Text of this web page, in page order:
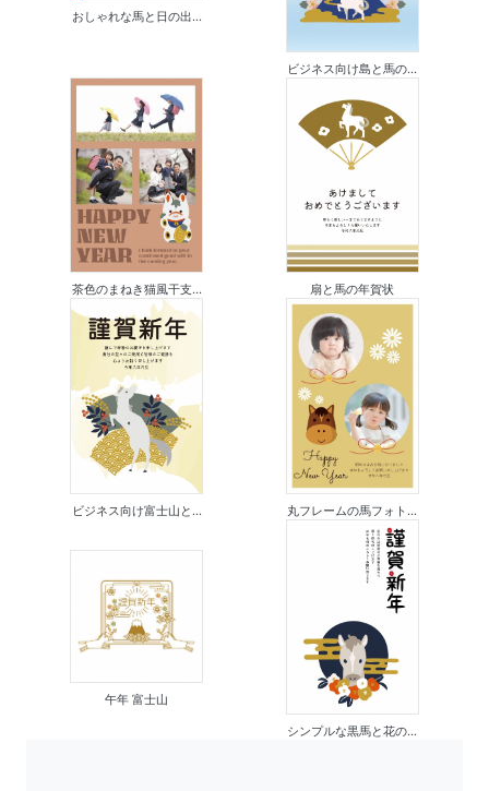
おしゃれな馬と日の出...
ビジネス向け島と馬の...
茶色のまねき猫風干支... 扇と馬の年賀状
ビジネス向け富士山と... 丸フレームの馬フォト...
午年 富士山
シンプルな黒馬と花の...